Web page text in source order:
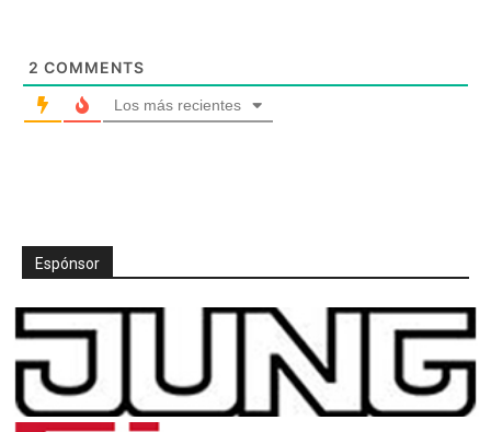
2 COMMENTS
Los más recientes
Espónsor